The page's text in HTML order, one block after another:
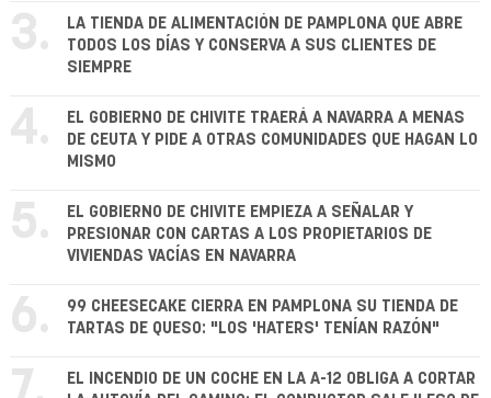
3.
LA TIENDA DE ALIMENTACIÓN DE PAMPLONA QUE ABRE
TODOS LOS DÍAS Y CONSERVA A SUS CLIENTES DE
SIEMPRE
4.
EL GOBIERNO DE CHIVITE TRAERÁ A NAVARRA A MENAS
DE CEUTA Y PIDE A OTRAS COMUNIDADES QUE HAGAN LO
MISMO
5.
EL GOBIERNO DE CHIVITE EMPIEZA A SEÑALAR Y
PRESIONAR CON CARTAS A LOS PROPIETARIOS DE
VIVIENDAS VACÍAS EN NAVARRA
6.
99 CHEESECAKE CIERRA EN PAMPLONA SU TIENDA DE
TARTAS DE QUESO: "LOS 'HATERS' TENÍAN RAZÓN"
EL INCENDIO DE UN COCHE EN LA A-12 OBLIGA A CORTAR